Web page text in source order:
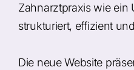
Zahnarztpraxis wie ein
strukturiert, effizient
Die neue Website